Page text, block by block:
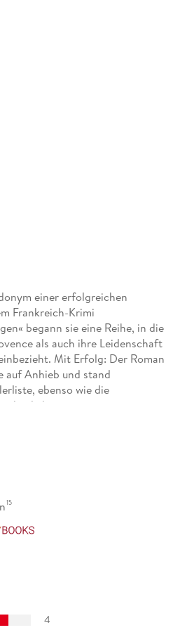
einer erfolgreichen
Frankreich-Krimi
begann sie eine Reihe, in die
als auch ihre Leidenschaft
Mit Erfolg: Der Roman
auf Anhieb und stand
ebenso wie die
den liebenswerten
15
4